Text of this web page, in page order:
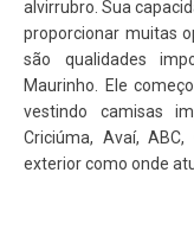
alvirrubro. Sua
proporcionar muitas
são qualidades
Maurinho. Ele
vestindo camisas
Criciúma, Avaí,
exterior como onde